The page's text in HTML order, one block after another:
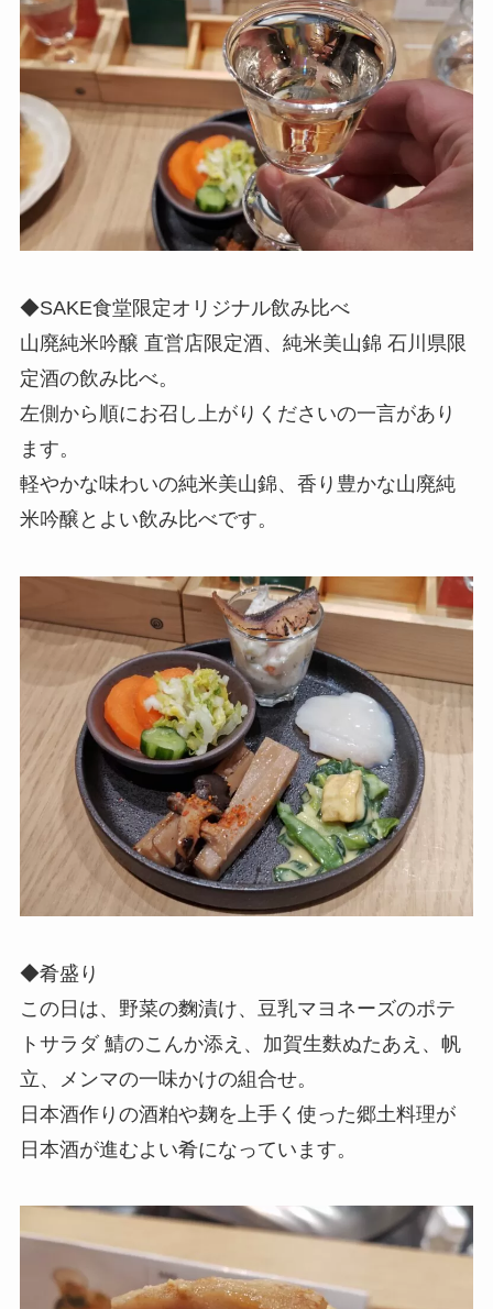
◆SAKE食堂限定オリジナル飲み比べ
山廃純米吟醸 直営店限定酒、純米美山錦 石川県限
定酒の飲み比べ。
左側から順にお召し上がりくださいの一言があり
ます。
軽やかな味わいの純米美山錦、香り豊かな山廃純
米吟醸とよい飲み比べです。
◆肴盛り
この日は、野菜の麴漬け、豆乳マヨネーズのポテ
トサラダ 鯖のこんか添え、加賀生麩ぬたあえ、帆
立、メンマの一味かけの組合せ。
日本酒作りの酒粕や麹を上手く使った郷土料理が
日本酒が進むよい肴になっています。